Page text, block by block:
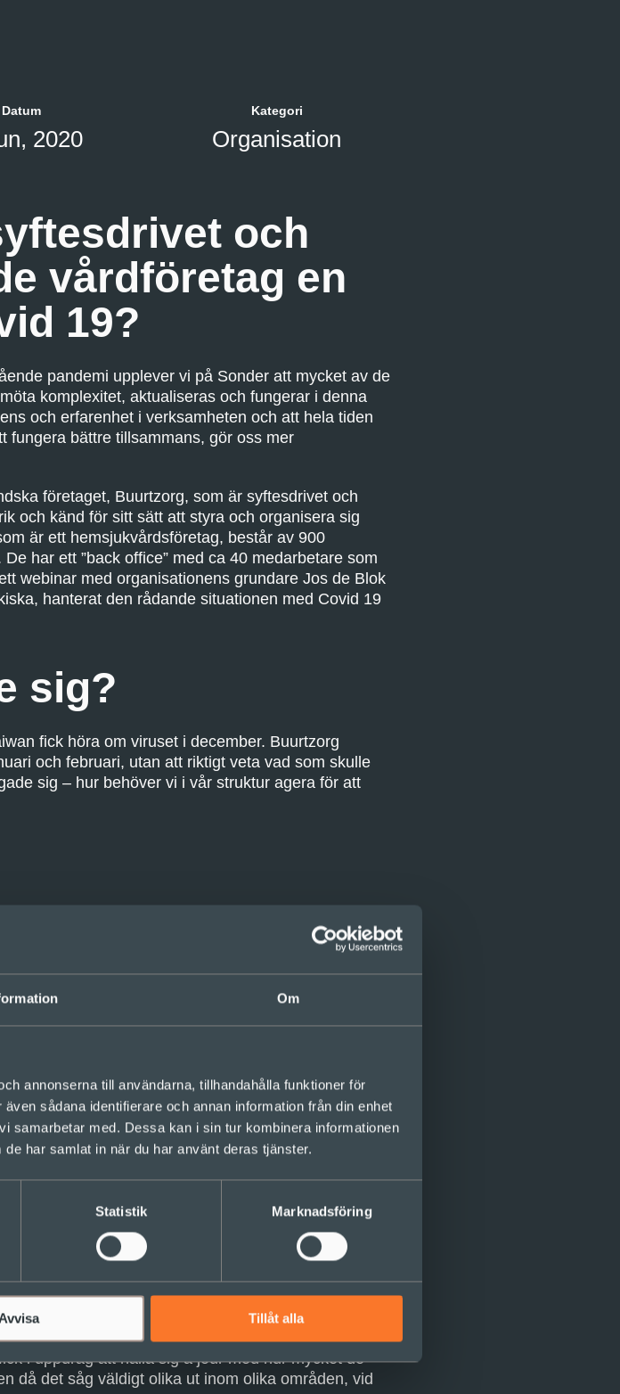
Om
annonserna till användarna, tillhandahålla funktioner för
sådana identifierare och annan information från din enhet
samarbetar med. Dessa kan i sin tur kombinera informationen
har samlat in när du har använt deras tjänster.
Statistik Marknadsföring
Avvisa Tillåt alla
Datum
2020
Kategori
Organisation
och
vårdföretag en
19?
pandemi upplever vi på Sonder att mycket av de
komplexitet, aktualiseras och fungerar i denna
och erfarenhet i verksamheten och att hela tiden
fungera bättre tillsammans, gör oss mer
företaget, Buurtzorg, som är syftesdrivet och
och känd för sitt sätt att styra och organisera sig
är ett hemsjukvårdsföretag, består av 900
har ett ”back office” med ca 40 medarbetare som
webinar med organisationens grundare Jos de Blok
hanterat den rådande situationen med Covid 19
sig?
fick höra om viruset i december. Buurtzorg
och februari, utan att riktigt veta vad som skulle
sig – hur behöver vi i vår struktur agera för att
sig?
varav specialistsjuksköterskor samt
24 timmar om dygnet och träffades varje dag för
till sina sköterskor efter lärdomar och
de se vilka frågor som kom in mest frekvent och
möta behoven hos sköterskorna, som också
säkerhet
när personalen bar dem och sköterskorna ville heller
att för mycket är bättre än för lite, när det kommer
volymer, större än vad deras egna behov var och
i uppdrag att hålla sig á jour med hur mycket de
då det såg väldigt olika ut inom olika områden, vid